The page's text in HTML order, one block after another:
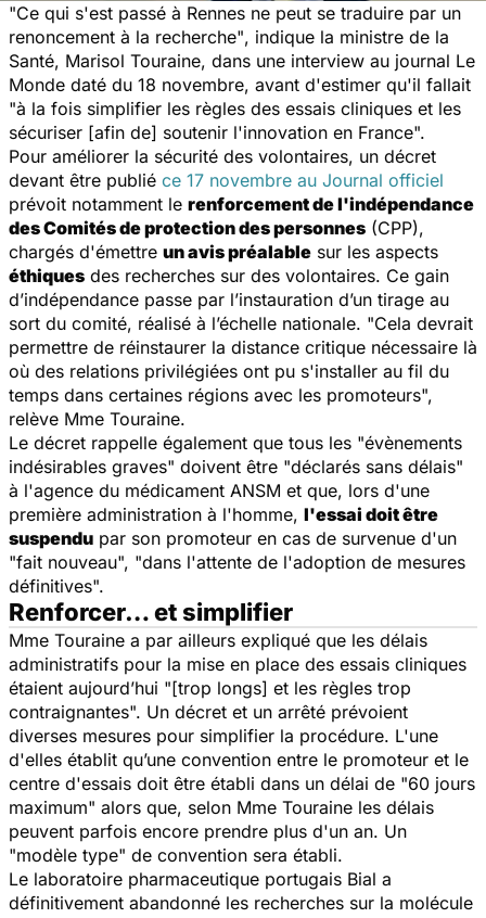
"Ce qui s'est passé à Rennes ne peut se traduire par un
renoncement à la recherche", indique la ministre de la
Santé, Marisol Touraine, dans une interview au journal Le
Monde daté du 18 novembre, avant d'estimer qu'il fallait
"à la fois simplifier les règles des essais cliniques et les
sécuriser [afin de] soutenir l'innovation en France".
Pour améliorer la sécurité des volontaires, un décret
devant être publié ce 17 novembre au Journal officiel
prévoit notamment le renforcement de l'indépendance
des Comités de protection des personnes (CPP),
chargés d'émettre un avis préalable sur les aspects
éthiques des recherches sur des volontaires. Ce gain
d’indépendance passe par l’instauration d’un tirage au
sort du comité, réalisé à l’échelle nationale. "Cela devrait
permettre de réinstaurer la distance critique nécessaire là
où des relations privilégiées ont pu s'installer au fil du
temps dans certaines régions avec les promoteurs",
relève Mme Touraine.
Le décret rappelle également que tous les "évènements
indésirables graves" doivent être "déclarés sans délais"
à l'agence du médicament ANSM et que, lors d'une
première administration à l'homme, l'essai doit être
suspendu par son promoteur en cas de survenue d'un
"fait nouveau", "dans l'attente de l'adoption de mesures
définitives".
Renforcer… et simplifier
Mme Touraine a par ailleurs expliqué que les délais
administratifs pour la mise en place des essais cliniques
étaient aujourd’hui "[trop longs] et les règles trop
contraignantes". Un décret et un arrêté prévoient
diverses mesures pour simplifier la procédure. L'une
d'elles établit qu’une convention entre le promoteur et le
centre d'essais doit être établi dans un délai de "60 jours
maximum" alors que, selon Mme Touraine les délais
peuvent parfois encore prendre plus d'un an. Un
"modèle type" de convention sera établi.
Le laboratoire pharmaceutique portugais Bial a
définitivement abandonné les recherches sur la molécule